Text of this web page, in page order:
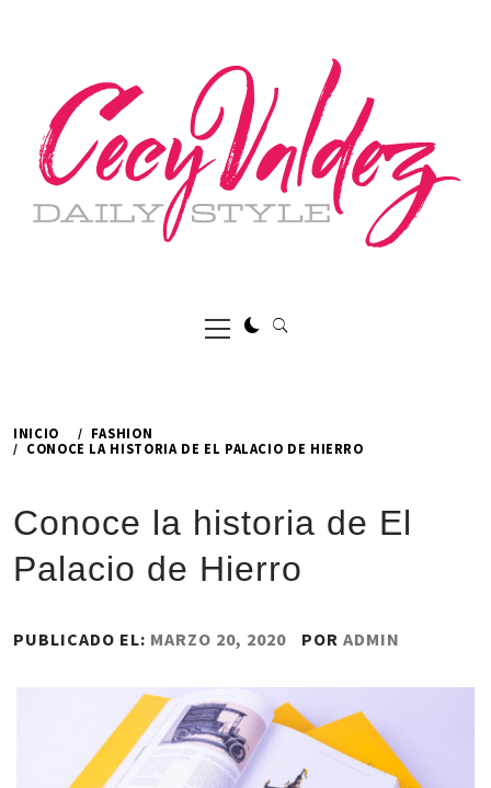
Menú
principal
INICIO
FASHION
CONOCE LA HISTORIA DE EL PALACIO DE HIERRO
Conoce la historia de El
Palacio de Hierro
PUBLICADO EL: MARZO 20, 2020 POR ADMIN